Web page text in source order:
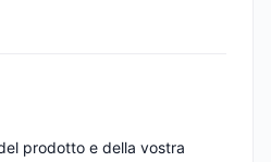
prodotto e della vostra